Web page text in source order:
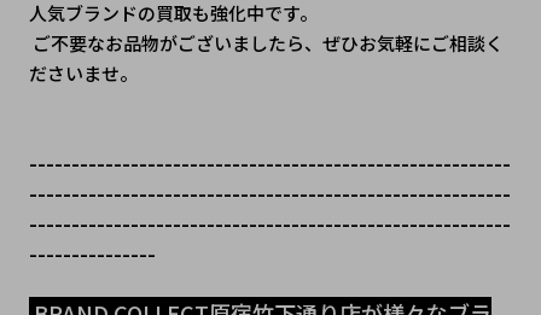
人気ブランドの買取も強化中です。
ださいませ。
---------------------------------------------------------
---------------------------------------------------------
---------------------------------------------------------
---------------